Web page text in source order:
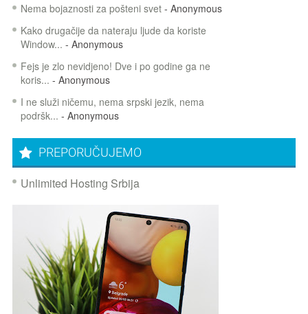
Nema bojaznosti za pošteni svet- Anonymous
Kako drugačije da nateraju ljude da koriste
Window... - Anonymous
Fejs je zlo nevidjeno! Dve i po godine ga ne
koris... - Anonymous
I ne služi ničemu, nema srpski jezik, nema
podršk... - Anonymous
PREPORUČUJEMO
Unlimited Hosting Srbija